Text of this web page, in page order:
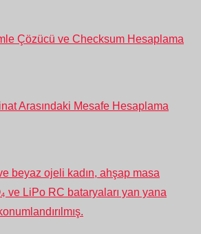
Çözücü ve Checksum Hesaplama
Arasındaki Mesafe Hesaplama